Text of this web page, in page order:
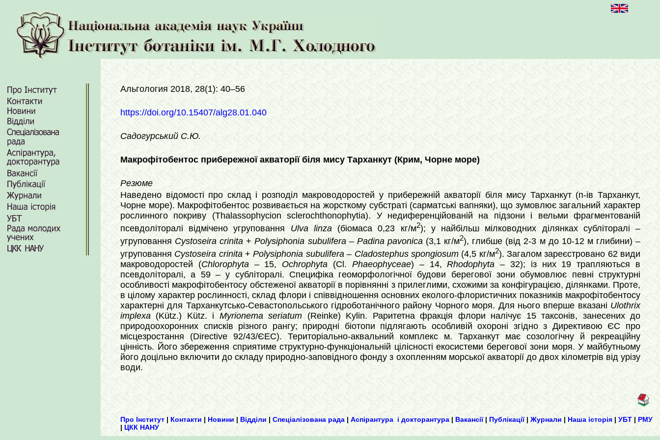
Альгология 2018, 28(1): 40–56
https://doi.org/10.15407/alg28.01.040
Садогурський С.Ю.
Макрофітобентос прибережної акваторії біля мису Тарханкут (Крим, Чорне море)
Резюме
Наведено відомості про склад і розподіл макроводоростей у прибережній акваторії біля мису Тарханкут (п-ів Тарханкут,
Чорне море). Макрофітобентос розвивається на жорсткому субстраті (сарматські вапняки), що зумовлює загальний характер
рослинного покриву (Thalassophycion sclerochthonophytia). У недиференційованій на підзони і вельми фрагментованій
псевдоліторалі відмічено угрупованняUlva linza(біомаса 0,23 кг/м2); у найбільш мілководних ділянках субліторалі –
угруповання Cystoseira crinita +Polysiphonia subulifera– Padina pavonica(3,1 кг/м2), глибше (від 2-3 м до 10-12 м глибини) –
угруповання Cystoseira crinita+Polysiphonia subulifera– Cladostephus spongiosum(4,5 кг/м2). Загалом зареєстровано 62 види
макроводоростей (Chlorophyta– 15, Ochrophyta (Cl. Phaeophyceae) – 14,Rhodophyta – 32); із них 19 трапляються в
псевдоліторалі, а 59 – у субліторалі. Специфіка геоморфологічної будови берегової зони обумовлює певні структурні
особливості макрофітобентосу обстеженої акваторії в порівнянні з прилеглими, схожими за конфігурацією, ділянками. Проте,
в цілому характер рослинності, склад флори і співвідношення основних еколого-флористичних показників макрофітобентосу
характерні для Тарханкутсько-Севастопольського гідроботанічного району Чорного моря. Для нього вперше вказані Ulothrix
implexa (Kütz.) Kütz. і Myrionema seriatum (Reinke) Kylin. Раритетна фракція флори налічує 15 таксонів, занесених до
природоохоронних списків різного рангу; природні біотопи підлягають особливій охороні згідно з Директивою ЄС про
місцезростання (Directive 92/43/ЄЕС). Територіально-аквальний комплекс м. Тарханкут має созологічну й рекреаційну
цінність. Його збереження сприятиме структурно-функціональній цілісності екосистеми берегової зони моря. У майбутньому
його доцільно включити до складу природно-заповідного фонду з охопленням морської акваторії до двох кілометрів від урізу
води.
Про Інститут | Контакти | Новини | Відділи | Спеціалізована рада | Аспірантура і докторантура | Вакансії| Публікації| Журнали | Наша історія | УБТ | РМУ
| ЦКК НАНУ